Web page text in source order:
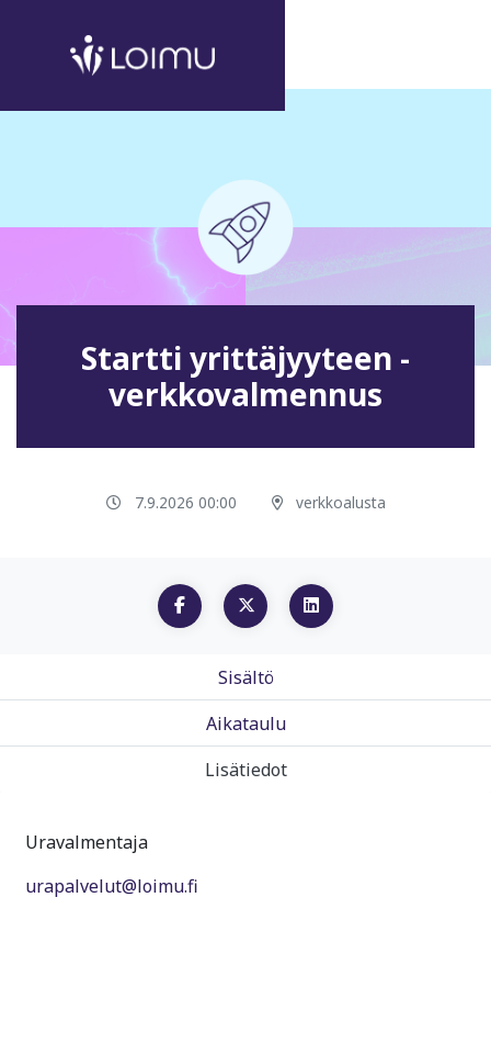
Startti yrittäjyyteen -
verkkovalmennus
7.9.2026 00:00 verkkoalusta
Sisältö
Aikataulu
Lisätiedot
Uravalmentaja
urapalvelut@loimu.fi